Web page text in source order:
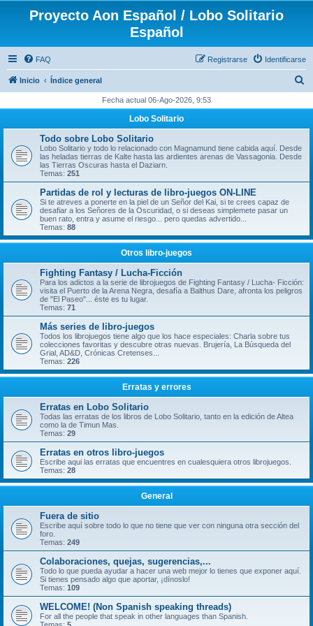
Proyecto Aon Español / Lobo Solitario
Español
FAQ Identificarse
Registrarse
Inicio Índice general
c
Fecha actual 06-Ago-2026, 9:53
Lobo Solitario
Todo sobre Lobo Solitario
Lobo Solitario y todo lo relacionado con Magnamund tiene cabida aquí. Desde
las heladas tierras de Kalte hasta las ardientes arenas de Vassagonia. Desde
las Tierras Oscuras hasta el Daziarn.
Temas: 251
Partidas de rol y lecturas de libro-juegos ON-LINE
Si te atreves a ponerte en la piel de un Señor del Kai, si te crees capaz de
desafiar a los Señores de la Oscuridad, o si deseas simplemete pasar un
buen rato, entra y asume el riesgo... pero quedas advertido...
Temas: 88
Otros libro-juegos
Fighting Fantasy / Lucha-Ficción
Para los adictos a la serie de librojuegos de Fighting Fantasy / Lucha- Ficción:
visita el Puerto de la Arena Negra, desafía a Balthus Dare, afronta los peligros
de "El Paseo"... éste es tu lugar.
Temas: 71
Más series de libro-juegos
Todos los librojuegos tiene algo que los hace especiales: Charla sobre tus
colecciones favoritas y descubre otras nuevas. Brujería, La Búsqueda del
Grial, AD&D, Crónicas Cretenses...
Temas: 226
Erratas y errores
Erratas en Lobo Solitario
Todas las erratas de los libros de Lobo Solitario, tanto en la edición de Altea
como la de Timun Mas.
Temas: 29
Erratas en otros libro-juegos
Escribe aqui las erratas que encuentres en cualesquiera otros librojuegos.
Temas: 28
General
Fuera de sitio
Escribe aquí sobre todo lo que no tiene que ver con ninguna otra sección del
foro.
Temas: 249
Colaboraciones, quejas, sugerencias,...
Todo lo que pueda ayudar a hacer una web mejor lo tienes que exponer aquí.
Si tienes pensado algo que aportar, ¡dínoslo!
Temas: 109
WELCOME! (Non Spanish speaking threads)
For all the people that speak in other languages than Spanish.